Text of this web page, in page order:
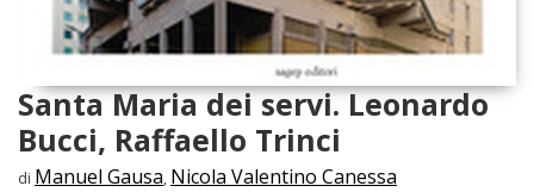
Santa Maria dei servi. Leonardo
Bucci, Raffaello Trinci
di Manuel Gausa, Nicola Valentino Canessa